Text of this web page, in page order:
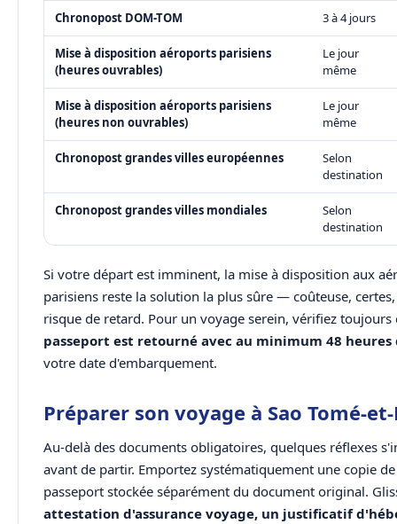
Chronopost DOM-TOM 3 à 4 jours
Mise à disposition aéroports parisiens
(heures ouvrables)
Le jour
même
Mise à disposition aéroports parisiens
(heures non ouvrables)
Le jour
même
Chronopost grandes villes européennes
Selon
destination
Chronopost grandes villes mondiales
Selon
destination
Si votre départ est imminent, la mise à disposition aux
parisiens reste la solution la plus sûre — coûteuse,
risque de retard. Pour un voyage serein, vérifiez
passeport est retourné avec au minimum 48 heures
votre date d'embarquement.
Préparer son voyage à Sao Tomé-
Au-delà des documents obligatoires, quelques réflexes
avant de partir. Emportez systématiquement une copie
passeport stockée séparément du document original.
attestation d'assurance voyage, un justificatif